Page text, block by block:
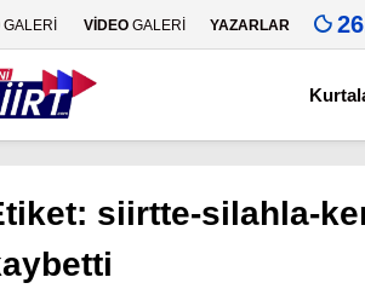
GALERİ VİDEO GALERİ YAZARLAR
siirtte-silahla-